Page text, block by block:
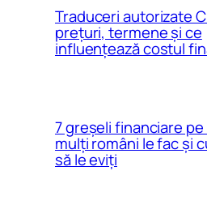
Traduceri autorizate
prețuri, termene și ce
influențează costul
7 greșeli financiare pe
mulți români le fac și
să le eviți